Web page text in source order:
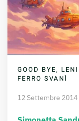
GOOD BYE,
FERRO SVANÌ
12 Settembre 2014